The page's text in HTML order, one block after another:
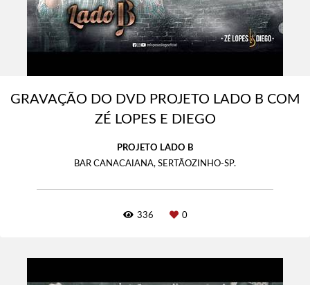
GRAVAÇÃO DO DVD PROJETO LADO B COM
ZÉ LOPES E DIEGO
PROJETO LADO B
BAR CANACAIANA, SERTÃOZINHO-SP.
336 0